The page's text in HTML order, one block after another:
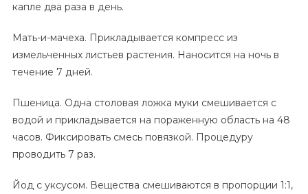
капле два раза в день.
Мать-и-мачеха. Прикладывается компресс из
измельченных листьев растения. Наносится на ночь в
течение 7 дней.
Пшеница. Одна столовая ложка муки смешивается с
водой и прикладывается на пораженную область на 48
часов. Фиксировать смесь повязкой. Процедуру
проводить 7 раз.
Йод с уксусом. Вещества смешиваются в пропорции 1:1,